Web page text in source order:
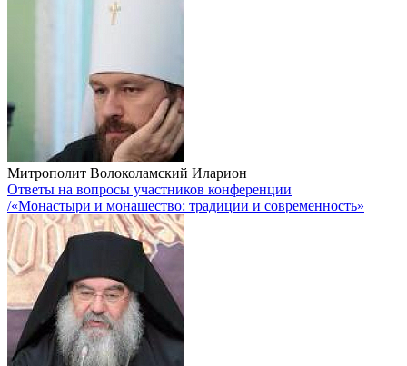
Митрополит Волоколамский Иларион
Ответы на вопросы участников конференции
/«Монастыри и монашество: традиции и современность»